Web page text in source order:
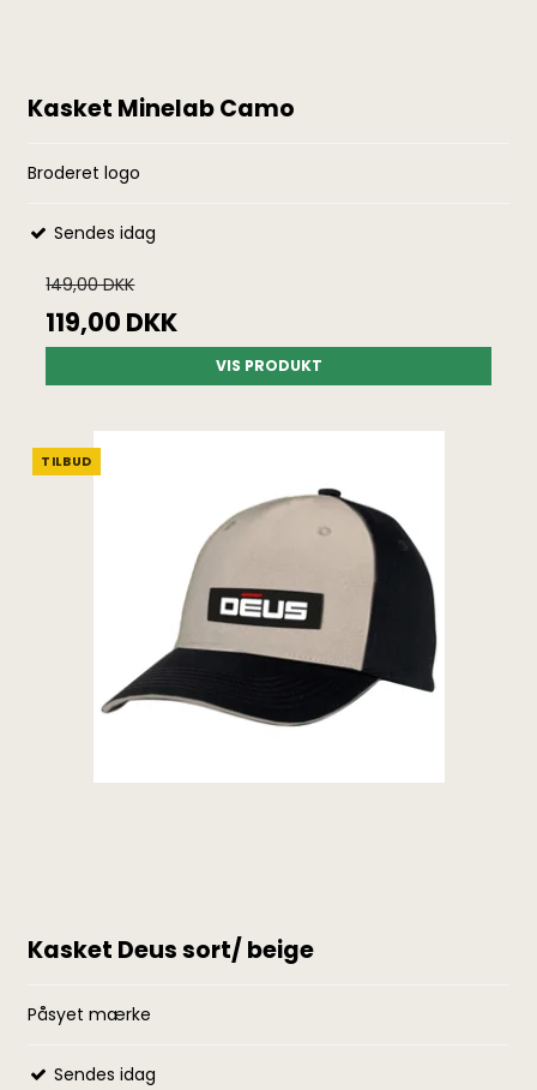
Kasket Minelab Camo
Broderet logo
Sendes idag
149,00 DKK
119,00 DKK
VIS PRODUKT
TILBUD
Kasket Deus sort/ beige
Påsyet mærke
Sendes idag